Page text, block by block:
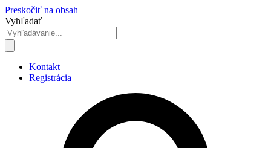
Preskočiť na obsah
Vyhľadať
Kontakt
Registrácia